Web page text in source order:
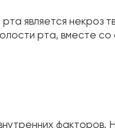
является некроз
рта, вместе